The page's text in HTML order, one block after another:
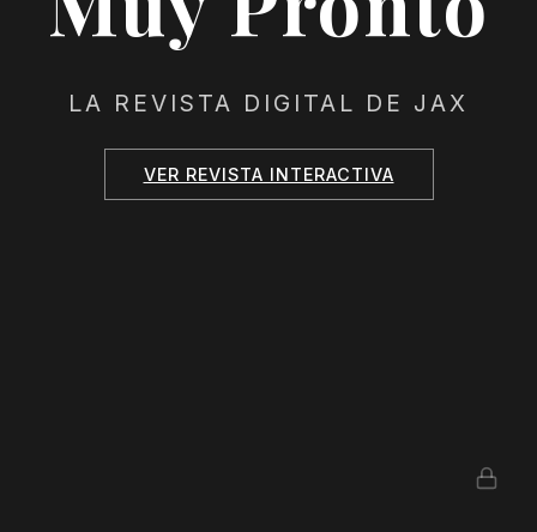
LA REVISTA DIGITAL DE JAX
VER REVISTA INTERACTIVA